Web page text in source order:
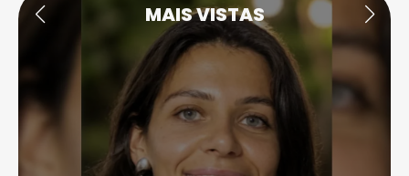
MAIS VISTAS